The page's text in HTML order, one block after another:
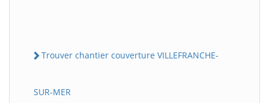
Trouver chantier couverture VILLEFRANCHE-
SUR-MER